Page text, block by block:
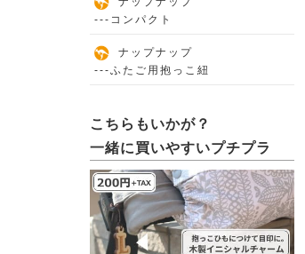
---コンパクト
ナップナップ
---ふたご用抱っこ紐
こちらもいかが？
一緒に買いやすいプチプラ